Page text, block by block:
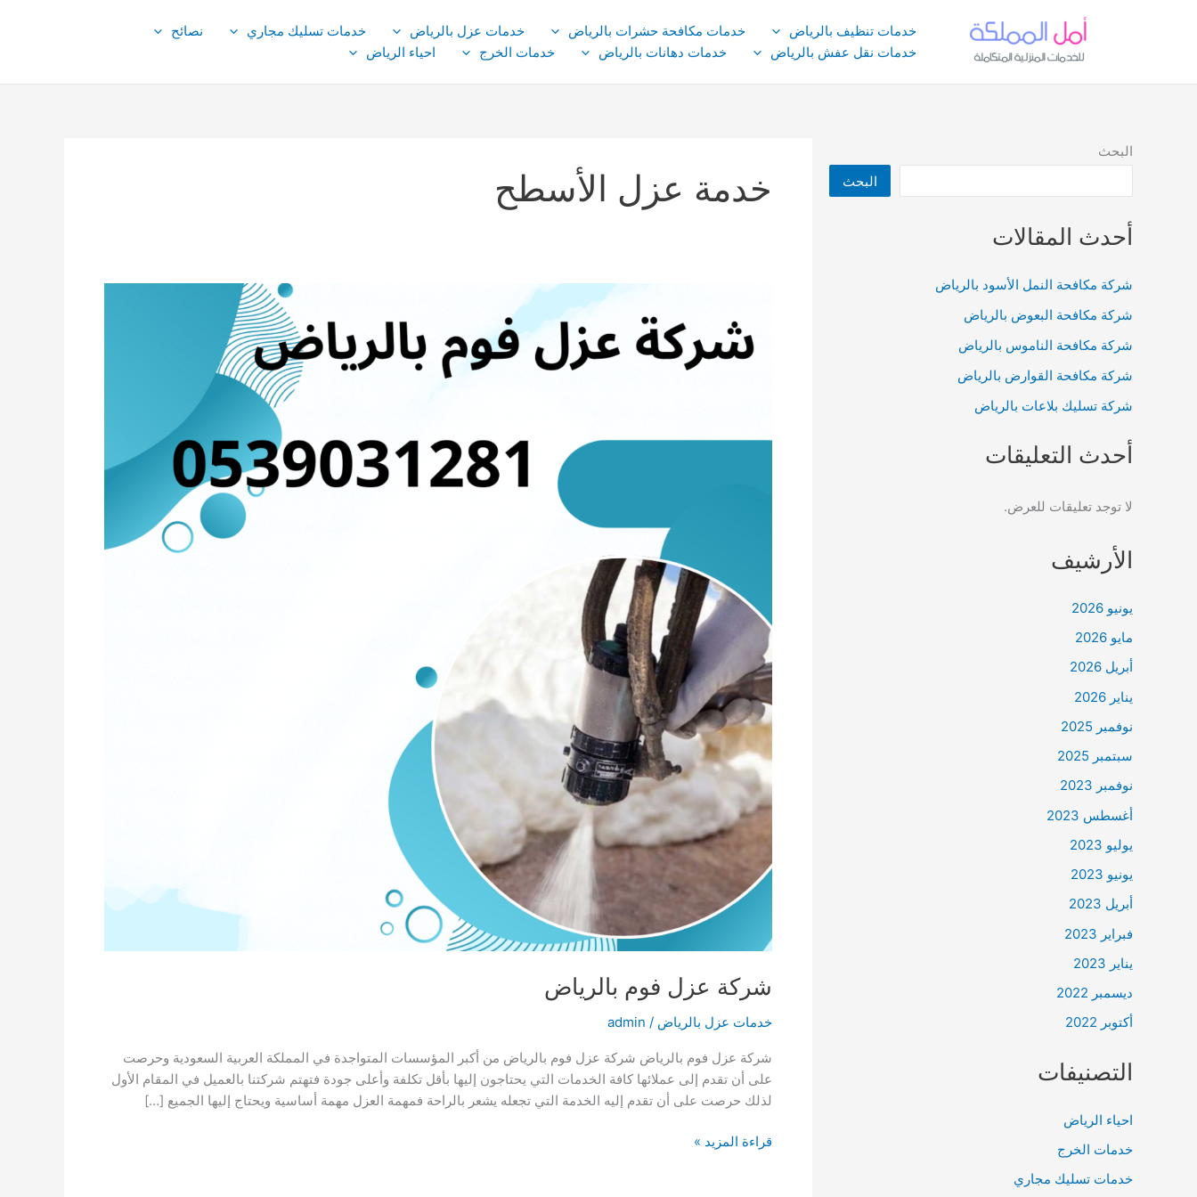
خدمات تنظيف بالرياض خدمات مكافحة حشرات بالرياض خدمات عزل بالرياض خدمات تسليك مجاري
نصائح
خدمات نقل عفش بالرياض
خدمات دهانات بالرياض خدمات الخرج احياء الرياض
البحث
البحث
أحدث المقالات
شركة مكافحة النمل الأسود بالرياض
شركة مكافحة البعوض بالرياض
شركة مكافحة الناموس بالرياض
شركة مكافحة القوارض بالرياض
شركة تسليك بلاعات بالرياض
أحدث التعليقات
لا توجد تعليقات للعرض.
الأرشيف
يونيو 2026
مايو 2026
أبريل 2026
يناير 2026
نوفمبر 2025
سبتمبر 2025
نوفمبر 2023
أغسطس 2023
يوليو 2023
يونيو 2023
أبريل 2023
فبراير 2023
يناير 2023
ديسمبر 2022
أكتوبر 2022
التصنيفات
احياء الرياض
خدمات الخرج
خدمات تسليك مجاري
خدمة عزل الأسطح
شركة عزل فوم بالرياض
خدمات عزل بالرياض /
admin
شركة عزل فوم بالرياض شركة عزل فوم بالرياض من أكبر المؤسسات المتواجدة في المملكة العربية السعودية وحرصت
على أن تقدم إلى عملائها كافة الخدمات التي يحتاجون إليها بأقل تكلفة وأعلى جودة فتهتم شركتنا بالعميل في المقام الأول
لذلك حرصت على أن تقدم إليه الخدمة التي تجعله يشعر بالراحة فمهمة العزل مهمة أساسية ويحتاج إليها الجميع […]
شركة
قراءة المزيد »